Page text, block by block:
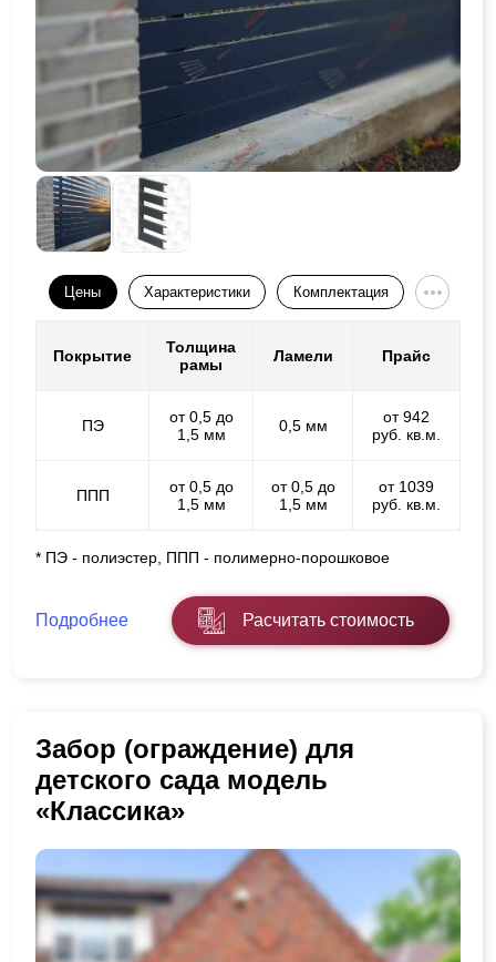
Цены Характеристики Комплектация
Покрытие
Толщина
рамы
Ламели Прайс
ПЭ
от 0,5 до
1,5 мм
0,5 мм
от 942
руб. кв.м.
ППП
от 0,5 до
1,5 мм
от 0,5 до
1,5 мм
от 1039
руб. кв.м.
* ПЭ - полиэстер, ППП - полимерно-порошковое
Подробнее Расчитать стоимость
Забор (ограждение) для
детского сада модель
«Классика»